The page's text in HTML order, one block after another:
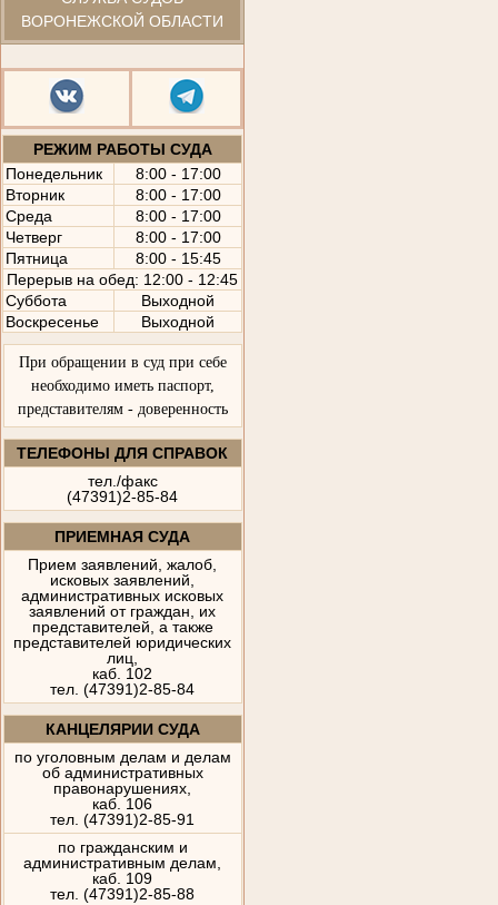
ВОРОНЕЖСКОЙ ОБЛАСТИ
РЕЖИМ РАБОТЫ СУДА
Понедельник
8:00 - 17:00
Вторник
8:00 - 17:00
Среда
8:00 - 17:00
Четверг
8:00 - 17:00
Пятница
8:00 - 15:45
Перерыв на обед: 12:00 - 12:45
Суббота
Выходной
Воскресенье
Выходной
При обращении в суд при себе
необходимо иметь паспорт,
представителям - доверенность
ТЕЛЕФОНЫ ДЛЯ СПРАВОК
тел./факс
(47391)2-85-84
ПРИЕМНАЯ СУДА
Прием заявлений, жалоб,
исковых заявлений,
административных исковых
заявлений от граждан, их
представителей, а также
представителей юридических
лиц,
каб. 102
тел. (47391)2-85-84
КАНЦЕЛЯРИИ СУДА
по уголовным делам и делам
об административных
правонарушениях,
каб. 106
тел. (47391)2-85-91
по гражданским и
административным делам,
каб. 109
тел. (47391)2-85-88